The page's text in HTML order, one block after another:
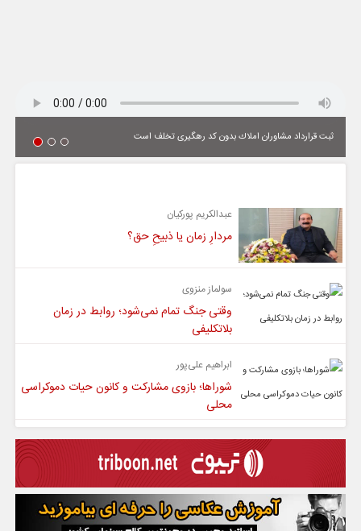
ثبت قرارداد مشاوران املاك بدون كد رهگیری تخلف است
عبدالکریم پورکیان
مردارِ زمان یا ذبیحِ حق؟
سولماز منزوی
وقتی جنگ تمام نمی‌شود؛ روابط در زمان
بلاتکلیفی
ابراهیم علی‌پور
شوراها؛ بازوی مشارکت و کانون حیات دموکراسی
محلی